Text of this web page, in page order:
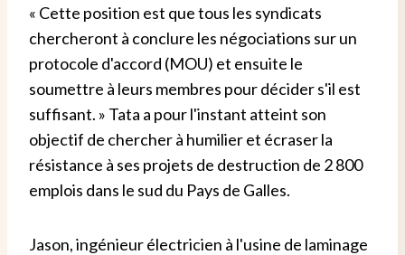
« Cette position est que tous les syndicats
chercheront à conclure les négociations sur un
protocole d'accord (MOU) et ensuite le
soumettre à leurs membres pour décider s'il est
suffisant. » Tata a pour l'instant atteint son
objectif de chercher à humilier et écraser la
résistance à ses projets de destruction de 2 800
emplois dans le sud du Pays de Galles.
Jason, ingénieur électricien à l'usine de laminage